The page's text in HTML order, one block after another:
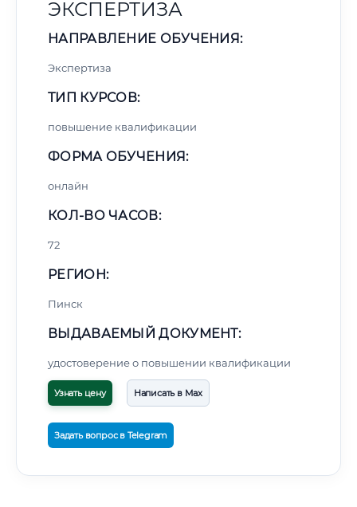
ЭКСПЕРТИЗА
НАПРАВЛЕНИЕ ОБУЧЕНИЯ:
Экспертиза
ТИП КУРСОВ:
повышение квалификации
ФОРМА ОБУЧЕНИЯ:
онлайн
КОЛ-ВО ЧАСОВ:
72
РЕГИОН:
Пинск
ВЫДАВАЕМЫЙ ДОКУМЕНТ:
удостоверение о повышении квалификации
Узнать цену Написать в Max
Задать вопрос в Telegram